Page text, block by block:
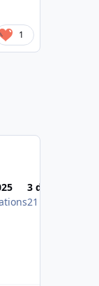
1
3 déc. 2014
21 publications